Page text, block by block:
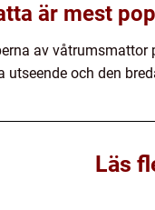
är mest
av
utseende och den
Läs